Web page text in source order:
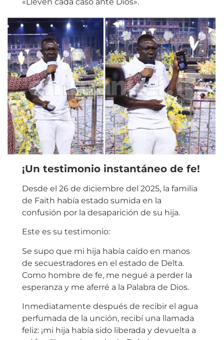
«Lleven cada caso ante Dios».
¡Un testimonio instantáneo de fe!
Desde el 26 de diciembre del 2025, la familia
de Faith había estado sumida en la
confusión por la desaparición de su hija.
Este es su testimonio:
Se supo que mi hija había caído en manos
de secuestradores en el estado de Delta.
Como hombre de fe, me negué a perder la
esperanza y me aferré a la Palabra de Dios.
Inmediatamente después de recibir el agua
perfumada de la unción, recibí una llamada
feliz: ¡mi hija había sido liberada y devuelta a